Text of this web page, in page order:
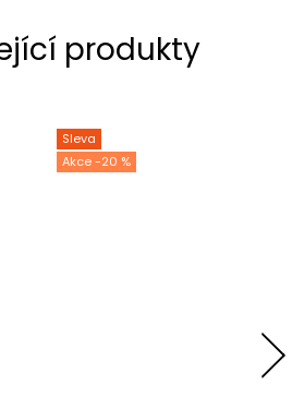
produkty
Sleva
-20 %